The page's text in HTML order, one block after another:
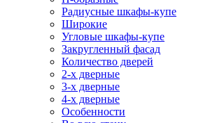
Радиусные шкафы-купе
Широкие
Угловые шкафы-купе
Закругленный фасад
Количество дверей
2-х дверные
3-х дверные
4-х дверные
Особенности